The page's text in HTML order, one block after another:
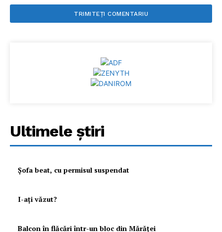
Ultimele ştiri
Şofa beat, cu permisul suspendat
I-aţi văzut?
Balcon în flăcări într-un bloc din Mărăţei